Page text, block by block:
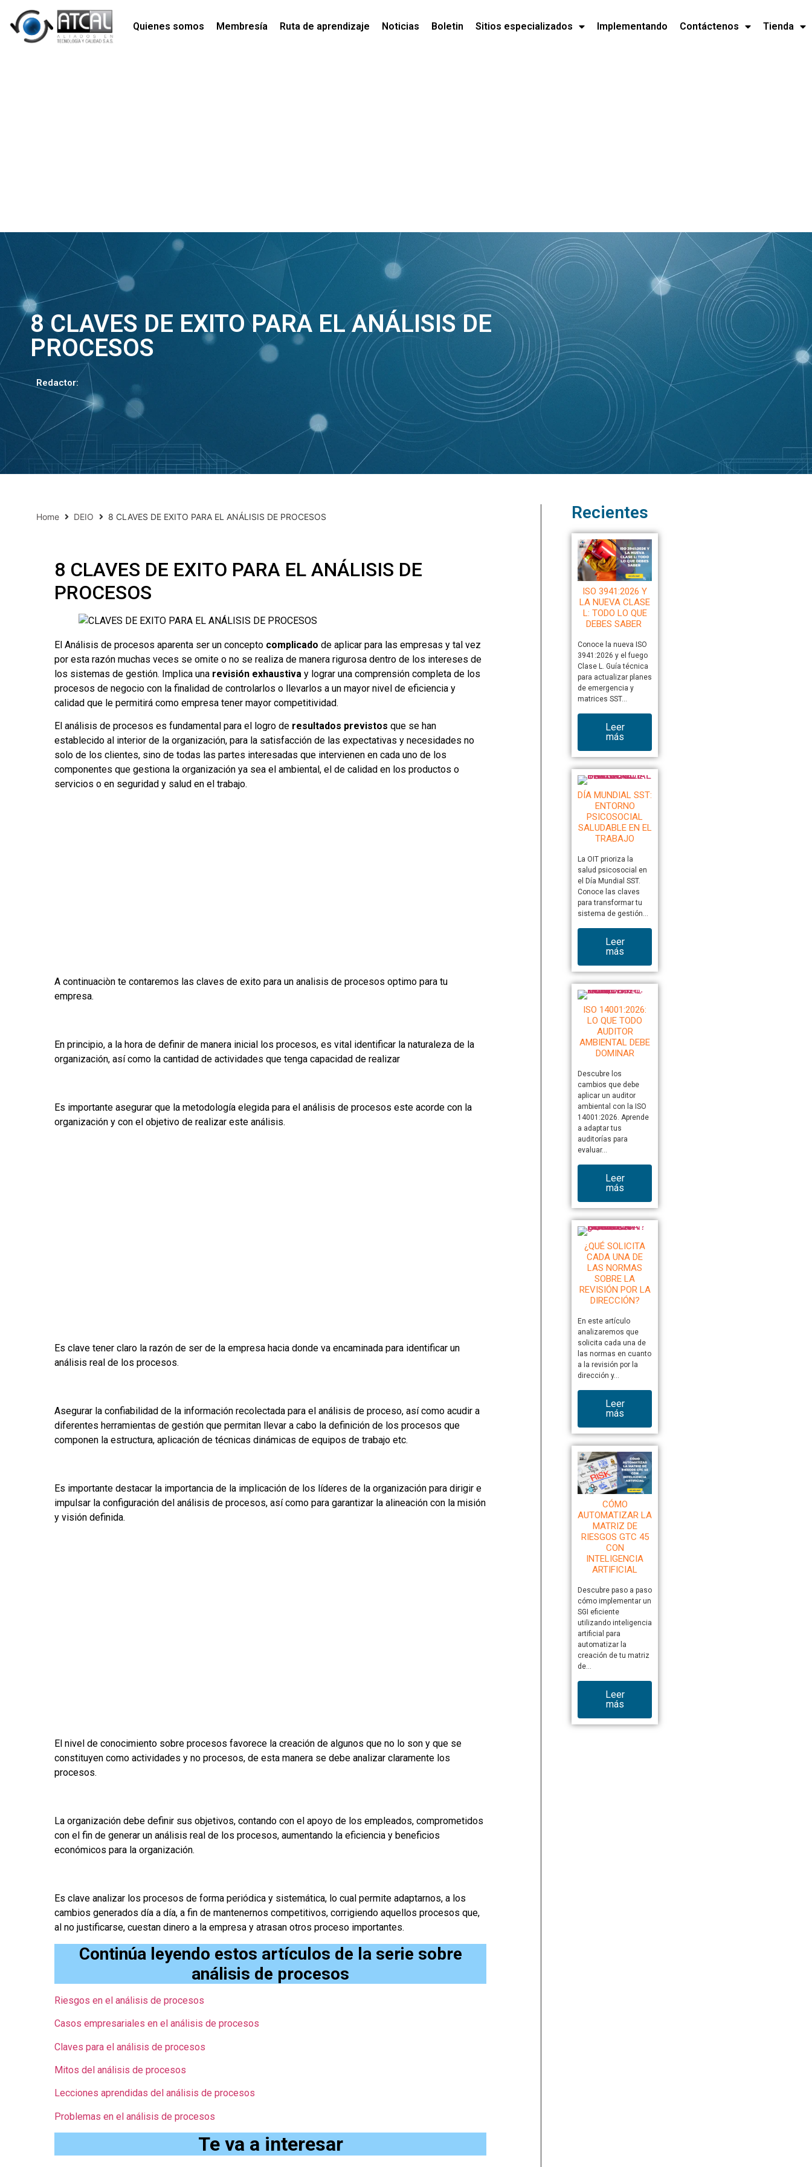
Quienes somos Membresía Ruta de aprendizaje Noticias Boletin Sitios especializados Implementando Contáctenos Tienda
8 CLAVES DE EXITO PARA EL ANÁLISIS DE
PROCESOS
Redactor:
Home DEIO 8 CLAVES DE EXITO PARA EL ANÁLISIS DE PROCESOS
8 CLAVES DE EXITO PARA EL ANÁLISIS DE
PROCESOS
El Análisis de procesos aparenta ser un concepto complicado de aplicar para las empresas y tal vez
por esta razón muchas veces se omite o no se realiza de manera rigurosa dentro de los intereses de
los sistemas de gestión. Implica una revisión exhaustiva y lograr una comprensión completa de los
procesos de negocio con la finalidad de controlarlos o llevarlos a un mayor nivel de eficiencia y
calidad que le permitirá como empresa tener mayor competitividad.
El análisis de procesos es fundamental para el logro de resultados previstos que se han
establecido al interior de la organización, para la satisfacción de las expectativas y necesidades no
solo de los clientes, sino de todas las partes interesadas que intervienen en cada uno de los
componentes que gestiona la organización ya sea el ambiental, el de calidad en los productos o
servicios o en seguridad y salud en el trabajo.
A continuaciòn te contaremos las claves de exito para un analisis de procesos optimo para tu
empresa.
En principio, a la hora de definir de manera inicial los procesos, es vital identificar la naturaleza de la
organización, así como la cantidad de actividades que tenga capacidad de realizar
Es importante asegurar que la metodología elegida para el análisis de procesos este acorde con la
organización y con el objetivo de realizar este análisis.
Es clave tener claro la razón de ser de la empresa hacia donde va encaminada para identificar un
análisis real de los procesos.
Asegurar la confiabilidad de la información recolectada para el análisis de proceso, así como acudir a
diferentes herramientas de gestión que permitan llevar a cabo la definición de los procesos que
componen la estructura, aplicación de técnicas dinámicas de equipos de trabajo etc.
Es importante destacar la importancia de la implicación de los líderes de la organización para dirigir e
impulsar la configuración del análisis de procesos, así como para garantizar la alineación con la misión
y visión definida.
El nivel de conocimiento sobre procesos favorece la creación de algunos que no lo son y que se
constituyen como actividades y no procesos, de esta manera se debe analizar claramente los
procesos.
La organización debe definir sus objetivos, contando con el apoyo de los empleados, comprometidos
con el fin de generar un análisis real de los procesos, aumentando la eficiencia y beneficios
económicos para la organización.
Es clave analizar los procesos de forma periódica y sistemática, lo cual permite adaptarnos, a los
cambios generados día a día, a fin de mantenernos competitivos, corrigiendo aquellos procesos que,
al no justificarse, cuestan dinero a la empresa y atrasan otros proceso importantes.
Continúa leyendo estos artículos de la serie sobre
análisis de procesos
Riesgos en el análisis de procesos
Casos empresariales en el análisis de procesos
Claves para el análisis de procesos
Mitos del análisis de procesos
Lecciones aprendidas del análisis de procesos
Problemas en el análisis de procesos
Te va a interesar
Recientes
ISO 3941:2026 Y
LA NUEVA CLASE
L: TODO LO QUE
DEBES SABER
Conoce la nueva ISO
3941:2026 y el fuego
Clase L. Guía técnica
para actualizar planes
de emergencia y
matrices SST…
Leer
más
DÍA MUNDIAL SST:
ENTORNO
PSICOSOCIAL
SALUDABLE EN EL
TRABAJO
La OIT prioriza la
salud psicosocial en
el Día Mundial SST.
Conoce las claves
para transformar tu
sistema de gestión…
Leer
más
ISO 14001:2026:
LO QUE TODO
AUDITOR
AMBIENTAL DEBE
DOMINAR
Descubre los
cambios que debe
aplicar un auditor
ambiental con la ISO
14001:2026. Aprende
a adaptar tus
auditorías para
evaluar…
Leer
más
¿QUÉ SOLICITA
CADA UNA DE
LAS NORMAS
SOBRE LA
REVISIÓN POR LA
DIRECCIÓN?
En este artículo
analizaremos que
solicita cada una de
las normas en cuanto
a la revisión por la
dirección y…
Leer
más
CÓMO
AUTOMATIZAR LA
MATRIZ DE
RIESGOS GTC 45
CON
INTELIGENCIA
ARTIFICIAL
Descubre paso a paso
cómo implementar un
SGI eficiente
utilizando inteligencia
artificial para
automatizar la
creación de tu matriz
de…
Leer
más